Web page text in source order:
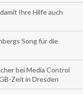
Ihre Hilfe auch
Song für die
bei Media Control
Zeit in Dresden